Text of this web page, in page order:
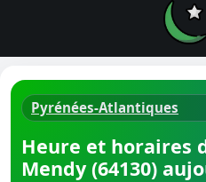
Pyrénées-Atlantiques
Heure et horaires
Mendy (64130)